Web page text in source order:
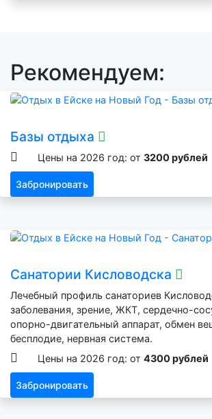
Рекомендуем:
Базы отдыха
Цены на 2026 год: от 3200 рублей
Забронировать
Санатории Кисловодска
Лечебный профиль санаториев
заболевания, зрение, ЖКТ, сердечно-
опорно-двигательный аппарат, обмен
бесплодие, нервная система.
Цены на 2026 год: от 4300 рублей
Забронировать